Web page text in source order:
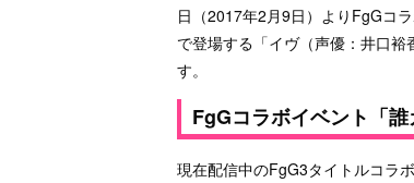
日（2017年2月9日）よりFgGコ
で登場する「イヴ（声優：井口
す。
FgGコラボイベント「
現在配信中のFgG3タイトルコラ